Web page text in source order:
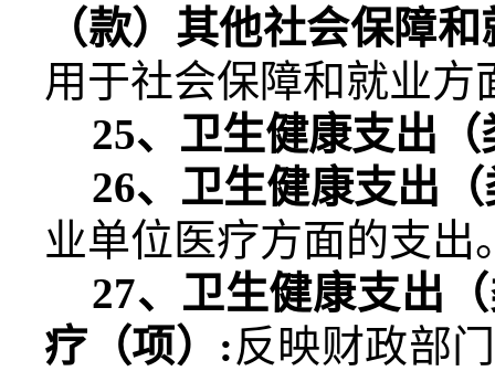
（款）其他社会保障
用于社会保障和就业方
25、卫生健康支出（
26、卫生健康支出
业单位医疗方面的支出
27、卫生健康支出
疗（项） :反映财政部